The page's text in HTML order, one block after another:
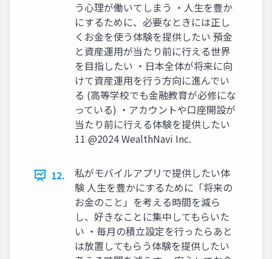
う⼼理が働いてしまう ‧⼈⽣を豊か
にするために、必要なときには正し
くお⾦を使う体験を提供したい 預⾦
と資産運⽤が当たり前に⾏える世界
を⽬指したい ‧⽇本全体が将来に向
けて資産運⽤を⾏う⽅向に進んでい
る (⾼等学校でも⾦融教育が必修にな
っている) ‧アカウントや⼝座開設が
当たり前に⾏える体験を提供したい
11 @2024 WealthNavi Inc.
12.
私がモバイルアプリで提供したい体
験 ⼈⽣を豊かにするために「将来の
お⾦のこと」を考える時間を減ら
し、好きなことに集中してもらいた
い ‧毎⽉の積⽴設定を⾏ったらあと
は放置してもらう体験を提供したい